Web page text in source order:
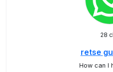
28
retse
How can I